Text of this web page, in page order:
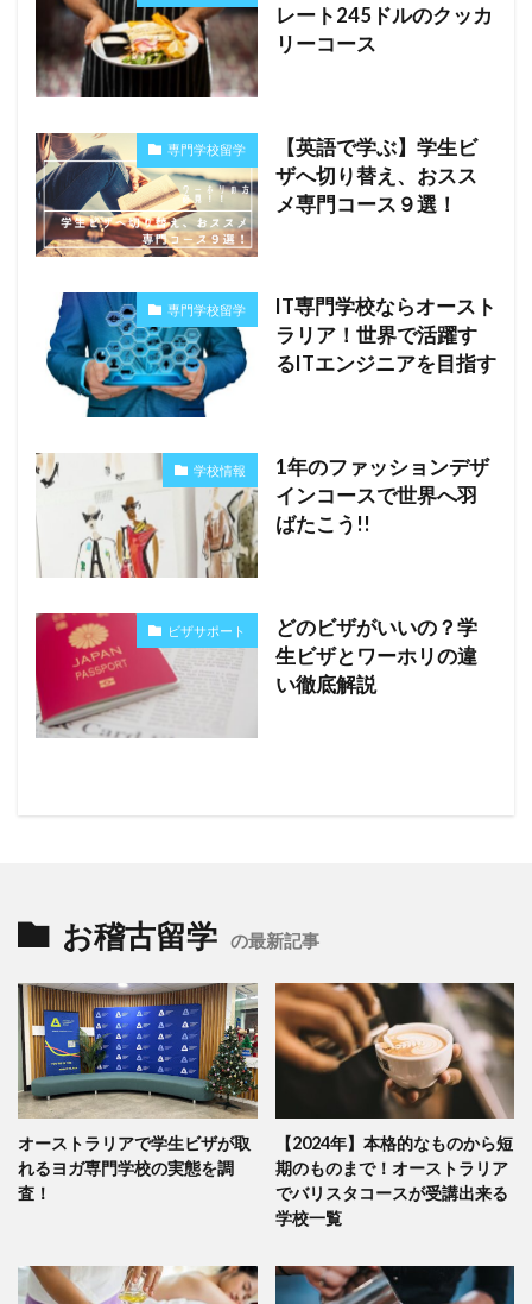
レート245ドルのクッカ
リーコース
専門学校留学
【英語で学ぶ】学生ビ
ザへ切り替え、おスス
メ専門コース９選！
専門学校留学
IT専門学校ならオースト
ラリア！世界で活躍す
るITエンジニアを目指す
学校情報
1年のファッションデザ
インコースで世界へ羽
ばたこう!!
ビザサポート
どのビザがいいの？学
生ビザとワーホリの違
い徹底解説
お稽古留学 の最新記事
オーストラリアで学生ビザが取
れるヨガ専門学校の実態を調
査！
【2024年】本格的なものから短
期のものまで！オーストラリア
でバリスタコースが受講出来る
学校一覧